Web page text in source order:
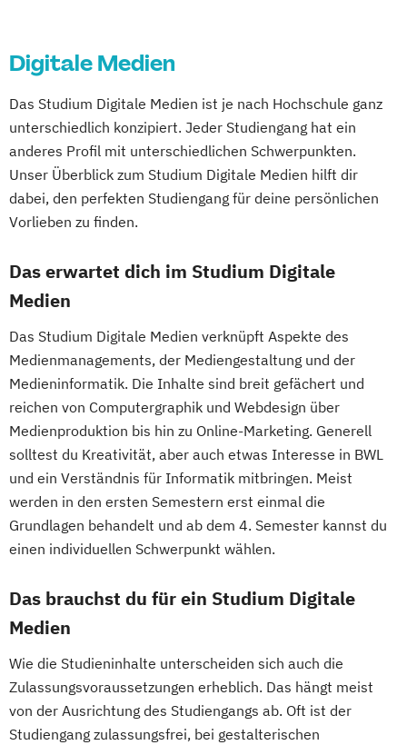
Digitale Medien
Das Studium Digitale Medien ist je nach Hochschule ganz
unterschiedlich konzipiert. Jeder Studiengang hat ein
anderes Profil mit unterschiedlichen Schwerpunkten.
Unser Überblick zum Studium Digitale Medien hilft dir
dabei, den perfekten Studiengang für deine persönlichen
Vorlieben zu finden.
Das erwartet dich im Studium Digitale
Medien
Das Studium Digitale Medien verknüpft Aspekte des
Medienmanagements, der Mediengestaltung und der
Medieninformatik. Die Inhalte sind breit gefächert und
reichen von Computergraphik und Webdesign über
Medienproduktion bis hin zu Online-Marketing. Generell
solltest du Kreativität, aber auch etwas Interesse in BWL
und ein Verständnis für Informatik mitbringen. Meist
werden in den ersten Semestern erst einmal die
Grundlagen behandelt und ab dem 4. Semester kannst du
einen individuellen Schwerpunkt wählen.
Das brauchst du für ein Studium Digitale
Medien
Wie die Studieninhalte unterscheiden sich auch die
Zulassungsvoraussetzungen erheblich. Das hängt meist
von der Ausrichtung des Studiengangs ab. Oft ist der
Studiengang zulassungsfrei, bei gestalterischen